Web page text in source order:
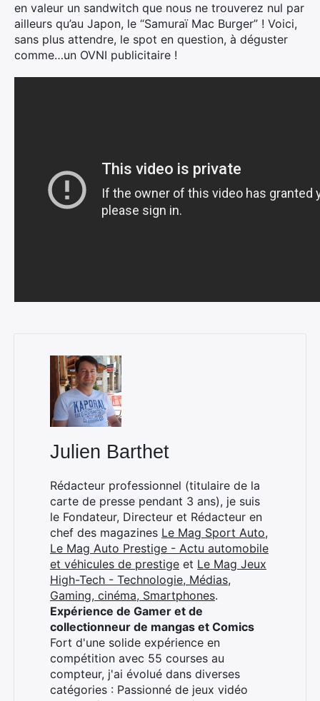
en valeur un sandwitch que nous ne trouverez nul par
ailleurs qu’au Japon, le “Samuraï Mac Burger” ! Voici,
sans plus attendre, le spot en question, à déguster
comme…un OVNI publicitaire !
Julien Barthet
Rédacteur professionnel (titulaire de la
carte de presse pendant 3 ans), je suis
le Fondateur, Directeur et Rédacteur en
chef des magazines Le Mag Sport Auto,
Le Mag Auto Prestige - Actu automobile
et véhicules de prestige et Le Mag Jeux
High-Tech - Technologie, Médias,
Gaming, cinéma, Smartphones.
Expérience de Gamer et de
collectionneur de mangas et Comics
Fort d'une solide expérience en
compétition avec 55 courses au
compteur, j'ai évolué dans diverses
catégories : Passionné de jeux vidéo